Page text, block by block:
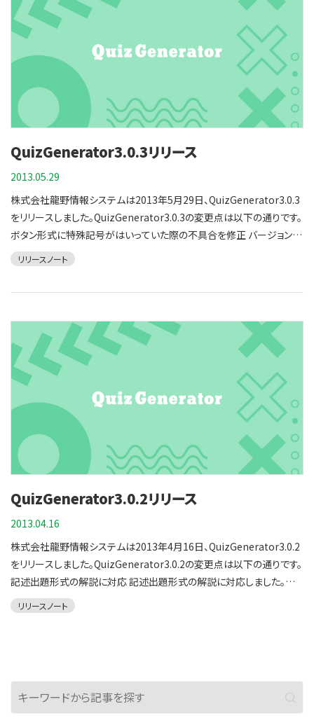
ります。これにより、複数の回答を入力するクイズがより作りやすくなり
ました。
QuizGenerator3.0.3リリース
2013.05.29
株式会社龍野情報システムは2013年5月29日、QuizGenerator3.0.3
をリリースしました。QuizGenerator3.0.3の変更点は以下の通りです。
ボタン形式に特殊記号がはいっていた際の不具合を修正 バージョン3
以降、ボタン形式の問題において特殊記号が含まれている選択肢の判
定が行われなくなる不具合を修正しました。 プレイヤーの安定性の向
ン3で追加した出題形式の回答をEnterキーで連続して行うと正答が
表示されず次の問題へ進んでしまう不具合を修正しました。
リリースノート
QuizGenerator3.0.2リリース
2013.04.16
株式会社龍野情報システムは2013年4月16日、QuizGenerator3.0.2
をリリースしました。QuizGenerator3.0.2の変更点は以下の通りです。
記述出題形式の解説に対応 記述出題形式の解説に対応しました。一
律の解説、正誤に対する解説が使用出来ます。 解説の記述方法を以下
に示します。 一律の解説 最初の正解例の末尾に|で区切って文章を書く
正答時には１つ目の文章が、誤答時には２つ目の文章が解説として表
示されます。正解例が２つない場合でも最初の正解例の次の行（テーブ
リリースノート